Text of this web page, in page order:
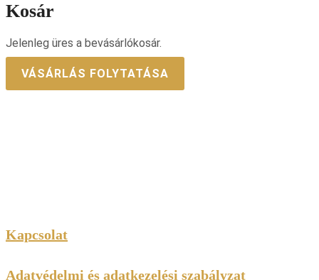
Kosár
Jelenleg üres a bevásárlókosár.
VÁSÁRLÁS FOLYTATÁSA
Kapcsolat
Adatvédelmi és adatkezelési szabályzat